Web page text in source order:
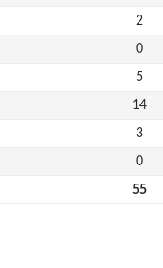
2
0
5
14
3
0
55